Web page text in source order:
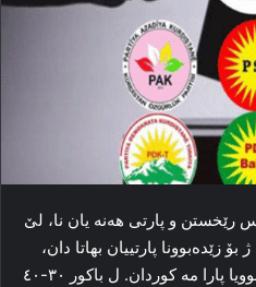
رێخستن و پارتی هه‌نه‌ یان نا، لێ
زێده‌بوونا پارتییان بهاتا دان،
سه‌دی سه‌د دێ ئه‌و خه‌لات دێ ببوویا پارا مه‌ کوردان. ل باکور ۳۰-٤۰